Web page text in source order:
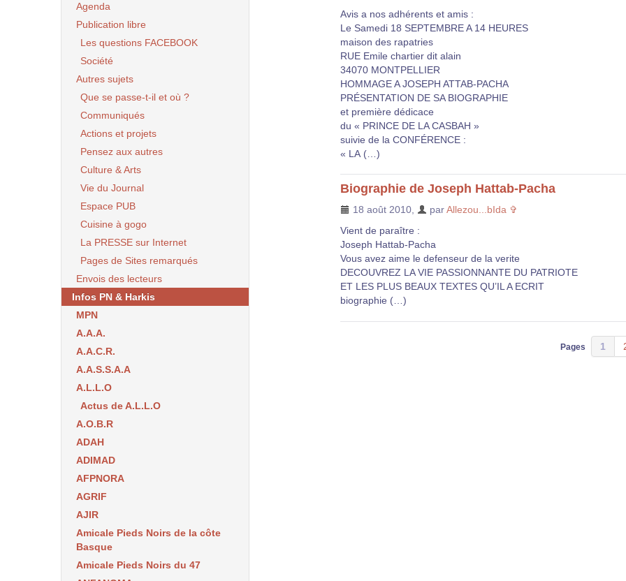
Avis a nos adhérents et amis :
Le Samedi 18 SEPTEMBRE A 14 HEURES
maison des rapatries
RUE Emile chartier dit alain
34070 MONTPELLIER
HOMMAGE A JOSEPH ATTAB-PACHA
PRÉSENTATION DE SA BIOGRAPHIE
et première dédicace
du « PRINCE DE LA CASBAH »
suivie de la CONFÉRENCE :
« LA (…)
Biographie de Joseph Hattab-Pacha
18 août 2010 parAllezou...bIda ✞
Vient de paraître :
Joseph Hattab-Pacha
Vous avez aime le defenseur de la verite
DECOUVREZ LA VIE PASSIONNANTE DU PATRIOTE
ET LES PLUS BEAUX TEXTES QU’IL A ECRIT
biographie (…)
Pages 1
Agenda
Publication libre
Les questions FACEBOOK
Société
Autres sujets
Que se passe-t-il et où ?
Communiqués
Actions et projets
Pensez aux autres
Culture & Arts
Vie du Journal
Espace PUB
Cuisine à gogo
La PRESSE sur Internet
Pages de Sites remarqués
Envois des lecteurs
Infos PN & Harkis
MPN
A.A.A.
A.A.C.R.
A.A.S.S.A.A
A.L.L.O
Actus de A.L.L.O
A.O.B.R
ADAH
ADIMAD
AFPNORA
AGRIF
AJIR
Amicale Pieds Noirs de la côte
Basque
Amicale Pieds Noirs du 47